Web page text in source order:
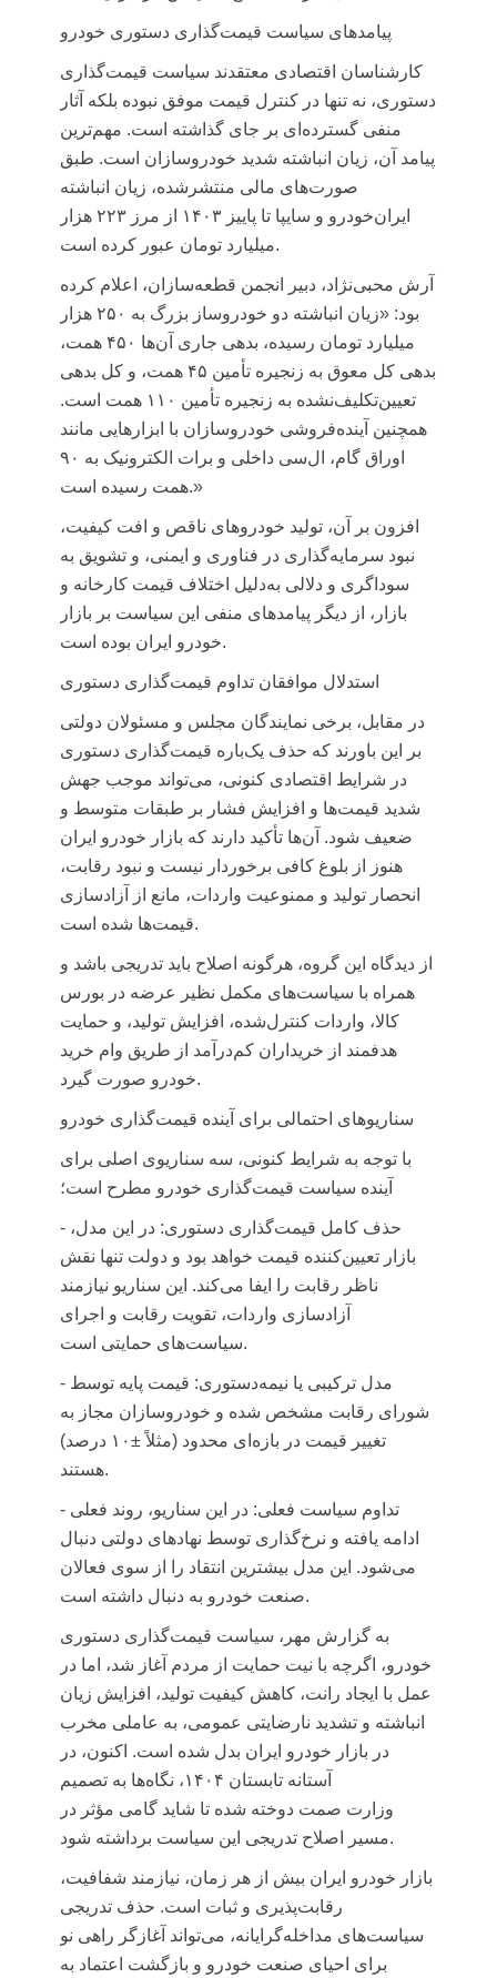
پیامدهای سیاست قیمت‌گذاری دستوری خودرو
کارشناسان اقتصادی معتقدند سیاست قیمت‌گذاری
دستوری، نه تنها در کنترل قیمت موفق نبوده بلکه آثار
منفی گسترده‌ای بر جای گذاشته است. مهم‌ترین
پیامد آن، زیان انباشته شدید خودروسازان است. طبق
صورت‌های مالی منتشرشده، زیان انباشته
ایران‌خودرو و سایپا تا پاییز ۱۴۰۳ از مرز ۲۲۳ هزار
میلیارد تومان عبور کرده است.
آرش محبی‌نژاد، دبیر انجمن قطعه‌سازان، اعلام کرده
بود: «زیان انباشته دو خودروساز بزرگ به ۲۵۰ هزار
میلیارد تومان رسیده، بدهی جاری آن‌ها ۴۵۰ همت،
بدهی کل معوق به زنجیره تأمین ۴۵ همت، و کل بدهی
تعیین‌تکلیف‌نشده به زنجیره تأمین ۱۱۰ همت است.
همچنین آینده‌فروشی خودروسازان با ابزارهایی مانند
اوراق گام، ال‌سی داخلی و برات
الکترونیک به ۹۰
همت رسیده است.»
افزون بر آن، تولید خودروهای ناقص و افت کیفیت،
نبود سرمایه‌گذاری در فناوری و ایمنی، و تشویق به
سوداگری و دلالی به‌دلیل اختلاف قیمت کارخانه و
بازار، از دیگر پیامدهای منفی این سیاست بر بازار
خودرو ایران بوده است.
استدلال موافقان تداوم قیمت‌گذاری دستوری
در مقابل، برخی نمایندگان مجلس و مسئولان دولتی
بر این باورند که حذف یک‌باره قیمت‌گذاری دستوری
در شرایط اقتصادی کنونی، می‌تواند موجب جهش
شدید قیمت‌ها و افزایش فشار بر طبقات متوسط و
ضعیف شود. آن‌ها تأکید دارند که بازار خودرو ایران
هنوز از بلوغ کافی برخوردار نیست و نبود رقابت،
انحصار تولید و ممنوعیت واردات، مانع از آزادسازی
قیمت‌ها شده است.
از دیدگاه این گروه، هرگونه اصلاح باید تدریجی باشد و
همراه با سیاست‌های مکمل نظیر عرضه در بورس
کالا، واردات کنترل‌شده، افزایش تولید، و حمایت
هدفمند از خریداران کم‌درآمد از طریق وام خرید
خودرو صورت گیرد.
سناریوهای احتمالی برای آینده قیمت‌گذاری خودرو
با توجه به شرایط کنونی، سه سناریوی اصلی برای
آینده سیاست قیمت‌گذاری خودرو مطرح است؛
- حذف کامل قیمت‌گذاری دستوری: در این مدل،
بازار تعیین‌کننده قیمت خواهد بود و دولت تنها نقش
ناظر رقابت را ایفا می‌کند. این سناریو نیازمند
آزادسازی واردات، تقویت رقابت و اجرای
سیاست‌های حمایتی است.
- مدل ترکیبی یا نیمه‌دستوری: قیمت پایه توسط
شورای رقابت مشخص شده و خودروسازان مجاز به
تغییر قیمت در بازه‌ای محدود (مثلاً ±۱۰ درصد)
هستند.
- تداوم سیاست فعلی: در این سناریو، روند فعلی
ادامه یافته و نرخ‌گذاری توسط نهادهای دولتی دنبال
می‌شود. این مدل بیشترین انتقاد را از سوی فعالان
صنعت خودرو به دنبال داشته است.
به گزارش مهر، سیاست قیمت‌گذاری دستوری
خودرو، اگرچه با نیت حمایت از مردم آغاز شد، اما در
عمل با ایجاد رانت، کاهش کیفیت تولید، افزایش زیان
انباشته و تشدید نارضایتی عمومی، به عاملی مخرب
در بازار خودرو ایران بدل شده است. اکنون، در
آستانه تابستان ۱۴۰۴، نگاه‌ها به تصمیم
وزارت صمت دوخته شده تا شاید گامی مؤثر در
مسیر اصلاح تدریجی این سیاست برداشته شود.
بازار خودرو ایران بیش از هر زمان، نیازمند شفافیت،
رقابت‌پذیری و ثبات است. حذف تدریجی
سیاست‌های مداخله‌گرایانه، می‌تواند آغازگر راهی نو
برای احیای صنعت خودرو و بازگشت اعتماد به